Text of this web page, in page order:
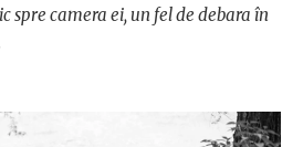
spre camera ei, un fel de debara în